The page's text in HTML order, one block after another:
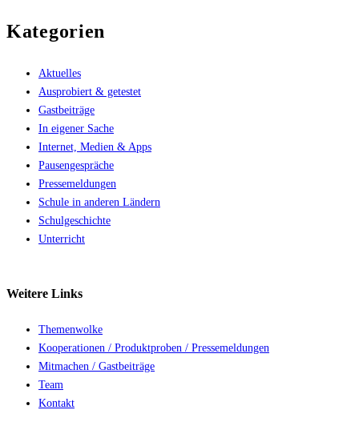
Kategorien
Aktuelles
Ausprobiert & getestet
Gastbeiträge
In eigener Sache
Internet, Medien & Apps
Pausengespräche
Pressemeldungen
Schule in anderen Ländern
Schulgeschichte
Unterricht
Weitere Links
Themenwolke
Kooperationen / Produktproben / Pressemeldungen
Mitmachen / Gastbeiträge
Team
Kontakt